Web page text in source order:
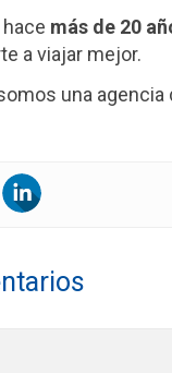
más de 20
a viajar mejor.
una agencia